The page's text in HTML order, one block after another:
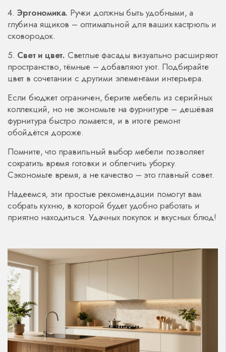
4. Эргономика. Ручки должны быть удобными, а
глубина ящиков – оптимальной для ваших кастрюль и
сковородок.
5. Свет и цвет. Светлые фасады визуально расширяют
пространство, тёмные – добавляют уют. Подбирайте
цвет в сочетании с другими элементами интерьера.
Если бюджет ограничен, берите мебель из серийных
коллекций, но не экономьте на фурнитуре – дешёвая
фурнитура быстро ломается, и в итоге ремонт
обойдётся дороже.
Помните, что правильный выбор мебели позволяет
сократить время готовки и облегчить уборку.
Сэкономьте время, а не качество – это главный совет.
Надеемся, эти простые рекомендации помогут вам
собрать кухню, в которой будет удобно работать и
приятно находиться. Удачных покупок и вкусных блюд!